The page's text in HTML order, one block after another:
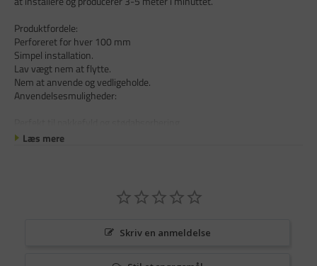
Produktfordele:
Perforeret for hver 100 mm
Simpel installation.
Lav vægt nem at flytte.
Nem at anvende og vedligeholde.
Anvendelsesmuligheder:
Læs mere
Skriv en anmeldelse